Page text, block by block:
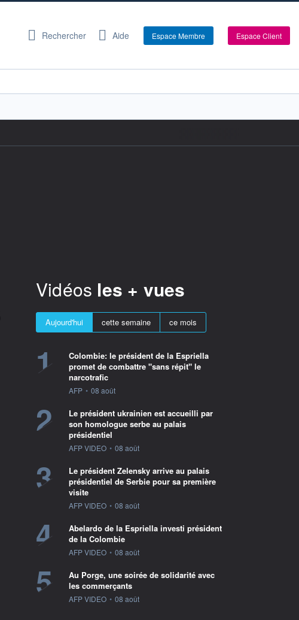
Rechercher Aide Espace Membre Espace Client
Vidéos les + vues
Aujourd'hui cette semaine ce mois
1
Colombie: le président de la Espriella
promet de combattre "sans répit" le
narcotrafic
information fournie par
AFP • 08 août
2
Le président ukrainien est accueilli par
son homologue serbe au palais
présidentiel
information fournie par
AFP VIDEO • 08 août
3
Le président Zelensky arrive au palais
présidentiel de Serbie pour sa première
visite
information fournie par
AFP VIDEO • 08 août
4
Abelardo de la Espriella investi président
de la Colombie
information fournie par
AFP VIDEO • 08 août
5
Au Porge, une soirée de solidarité avec
les commerçants
information fournie par
AFP VIDEO • 08 août